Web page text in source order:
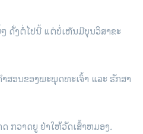
ດັ່ງຕໍ່ໄປນີ້ ແຕ່ບໍ່ເຫັນມີບຸນວິສາຂະ
ສອນຂອງພະພຸດທະເຈົ້າ ແລະ ຮັກສາ
ກວາດ​ຍູ ຢ່າໃຫ້ວັດເສົ້າຫມອງ.